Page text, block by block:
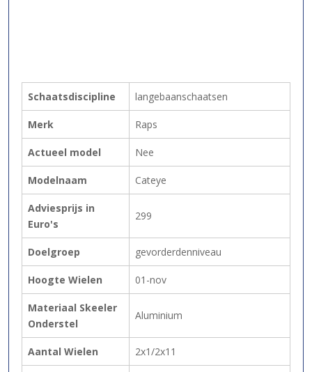
Schaatsdiscipline langebaanschaatsen
Merk Raps
Actueel model Nee
Modelnaam Cateye
Adviesprijs in
Euro's
299
Doelgroep gevorderdenniveau
Hoogte Wielen 01-nov
Materiaal Skeeler
Onderstel
Aluminium
Aantal Wielen 2x1/2x11